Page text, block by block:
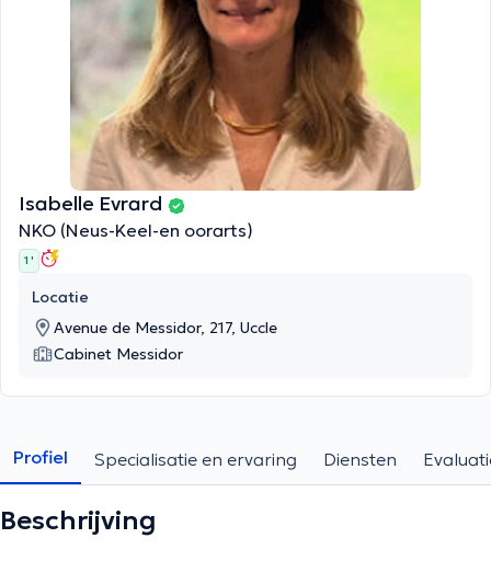
Isabelle Evrard
NKO (Neus-Keel-en oorarts)
1 '
Locatie
Avenue de Messidor, 217, Uccle
Cabinet Messidor
Profiel Specialisatie en ervaring Diensten
Beschrijving